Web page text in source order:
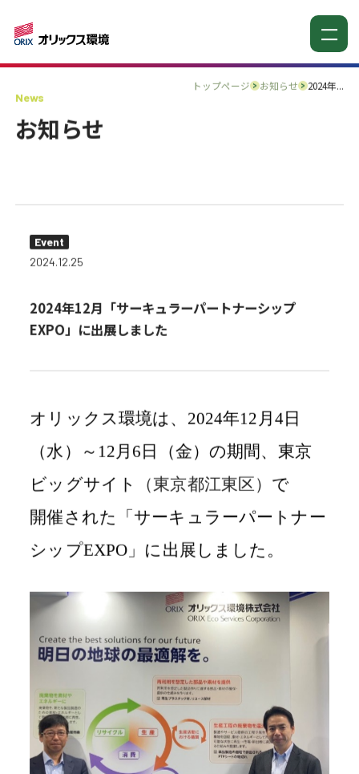
News
お知らせ
トップページ お知らせ 2024年...
Event
2024.12.25
2024年12月「サーキュラーパートナーシップ
EXPO」に出展しました
オリックス環境は、2024年12月4日
（水）～12月6日（金）の期間、東京
ビッグサイト
（東京都江東区） で
開催された
「サーキュラーパートナー
シップEXPO」に出展しました。